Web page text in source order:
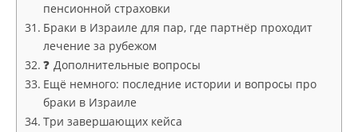
пенсионной страховки
Браки в Израиле для пар, где партнёр проходит
лечение за рубежом
❓ Дополнительные вопросы
Ещё немного: последние истории и вопросы про
браки в Израиле
Три завершающих кейса